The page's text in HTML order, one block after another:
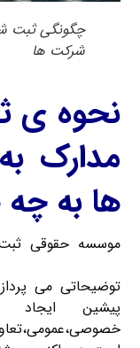
چگونگی ثبت
شرکت ها
نحوه ی
مدارک
ها به
موسسه حقوقی
توضیحاتی می
پیشین